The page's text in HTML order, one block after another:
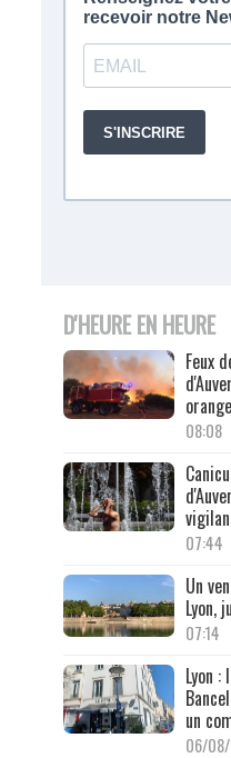
D'HEURE EN HEURE
Feux
orange
08:08
07:44
Un
Lyon,
07:14
Lyon
un
06/